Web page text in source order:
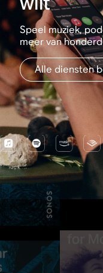
Speel muziek,
meer van
Alle diensten